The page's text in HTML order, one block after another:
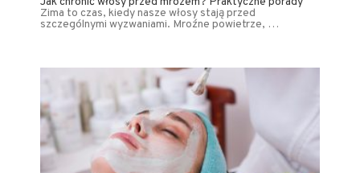
Zima to czas, kiedy nasze włosy stają przed
szczególnymi wyzwaniami. Mroźne powietrze, …